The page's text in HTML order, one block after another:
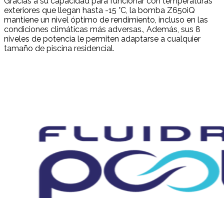
exteriores que llegan hasta -15 °C, la bomba Z650iQ
mantiene un nivel óptimo de rendimiento, incluso en las
condiciones climáticas más adversas., Además, sus 8
niveles de potencia le permiten adaptarse a cualquier
tamaño de piscina residencial.